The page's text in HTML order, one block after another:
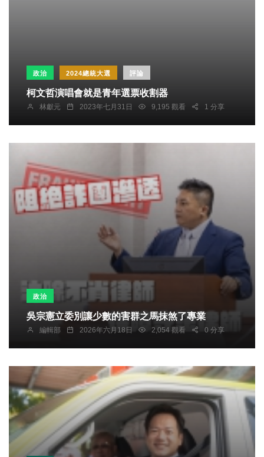
政治 2024總統大選 評論
柯文哲演唱會就是青年選票收割器
林獻元 2023年七月31日 9,195 觀看 1 分享
政治
吳宗憲立委別讓少數的害群之馬抹煞了專業
編輯部 2026年六月18日 2,054 觀看 0 分享